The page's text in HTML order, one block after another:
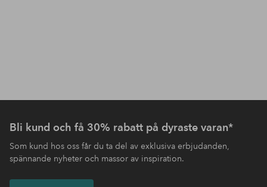
Bli kund och få 30% rabatt på dyraste varan*
Som kund hos oss får du ta del av exklusiva erbjudanden,
spännande nyheter och massor av inspiration.